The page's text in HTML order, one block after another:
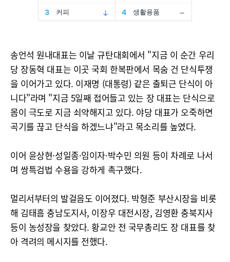
송언석 원내대표는 이날 규탄대회에서 "지금 이 순간 우리
당 장동혁 대표는 이곳 국회 한복판에서 목숨 건 단식투쟁
을 이어가고 있다. 이재명 (대통령) 같은 출퇴근 단식이 아
니다"라며 "지금 5일째 접어들고 있는 장 대표는 단식으로
몸이 극도로 지금 쇠약해지고 있다. 야당 대표가 오죽하면
곡기를 끊고 단식을 하겠느냐"라고 목소리를 높였다.
이어 윤상현·성일종·임이자·박수민 의원 등이 차례로 나서
며 쌍특검법 수용을 강하게 촉구했다.
멀리서부터의 발걸음도 이어졌다. 박형준 부산시장을 비롯
해 김태흠 충남도지사, 이장우 대전시장, 김영환 충북지사
등이 농성장을 찾았다. 황교안 전 국무총리도 장 대표를 찾
아 격려의 메시지를 전했다.